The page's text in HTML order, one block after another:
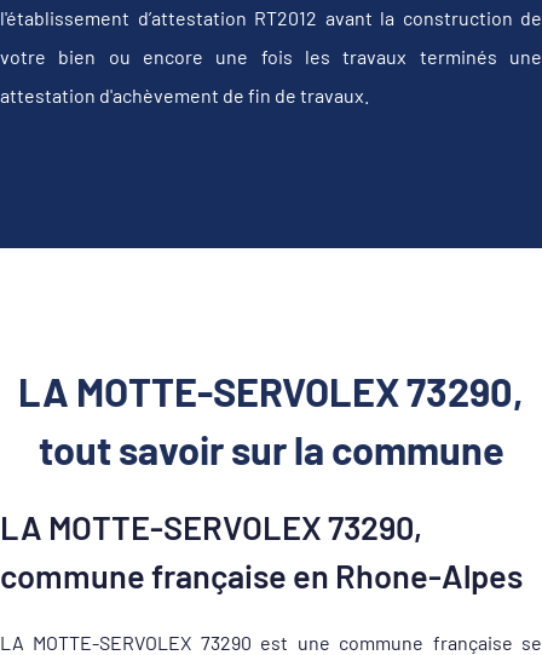
l'établissement d’attestation RT2012 avant la construction de
votre bien ou encore une fois les travaux terminés une
attestation d'achèvement de fin de travaux.
LA MOTTE-SERVOLEX 73290,
tout savoir sur la commune
LA MOTTE-SERVOLEX 73290,
commune française en Rhone-Alpes
LA MOTTE-SERVOLEX 73290 est une commune française se